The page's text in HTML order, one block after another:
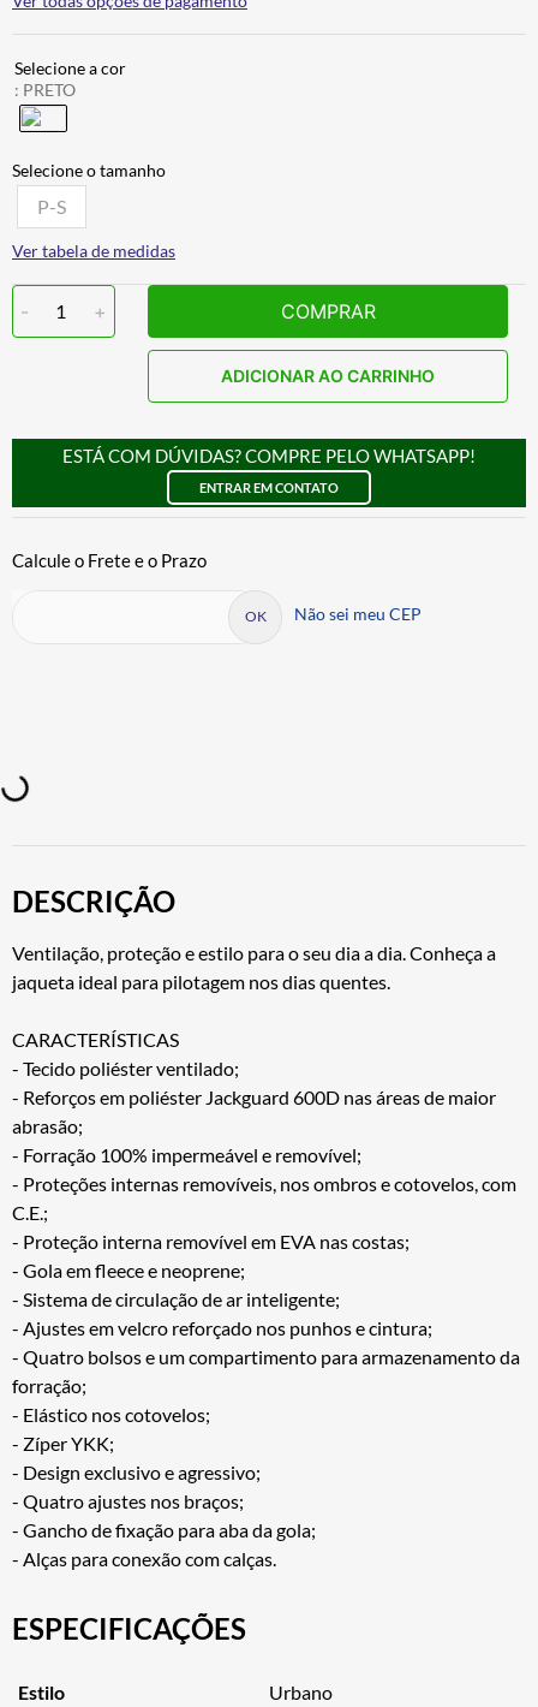
: PRETO
P-S
Ver tabela de medidas
- 1 + COMPRAR
ADICIONAR AO CARRINHO
ESTÁ COM DÚVIDAS? COMPRE PELO WHATSAPP!
ENTRAR EM CONTATO
Não sei meu CEP
DESCRIÇÃO
Ventilação, proteção e estilo para o seu dia a dia. Conheça a
jaqueta ideal para pilotagem nos dias quentes.
CARACTERÍSTICAS
- Tecido poliéster ventilado;
- Reforços em poliéster Jackguard 600D nas áreas de maior
abrasão;
- Forração 100% impermeável e removível;
- Proteções internas removíveis, nos ombros e cotovelos, com
C.E.;
- Proteção interna removível em EVA nas costas;
- Gola em fleece e neoprene;
- Sistema de circulação de ar inteligente;
- Ajustes em velcro reforçado nos punhos e cintura;
- Quatro bolsos e um compartimento para armazenamento da
forração;
- Elástico nos cotovelos;
- Zíper YKK;
- Design exclusivo e agressivo;
- Quatro ajustes nos braços;
- Gancho de fixação para aba da gola;
- Alças para conexão com calças.
ESPECIFICAÇÕES
Estilo Urbano